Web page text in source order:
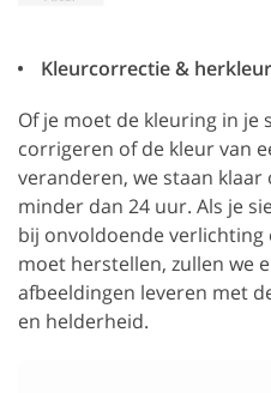
Kleurcorrectie &
Of je moet de kleuring in
corrigeren of de kleur van
veranderen, we staan
minder dan 24 uur. Als je
bij onvoldoende verlichting
moet herstellen, zullen we
afbeeldingen leveren met
en helderheid.